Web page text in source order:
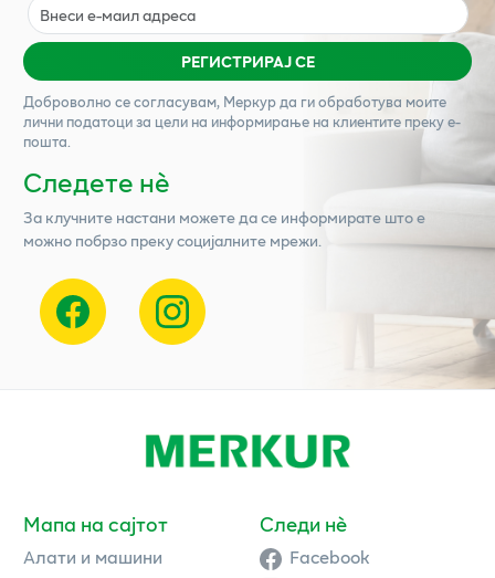
РЕГИСТРИРАЈ СЕ
Доброволно се согласувам, Меркурда ги обработува моите
лични податоци за цели на информирање на клиентите преку е-
пошта.
Следете нѐ
За клучните настани можете да се информирате што е
можно побрзо преку социјалните мрежи.
Мапа на сајтот
Алати и машини
Следи нè
Facebook